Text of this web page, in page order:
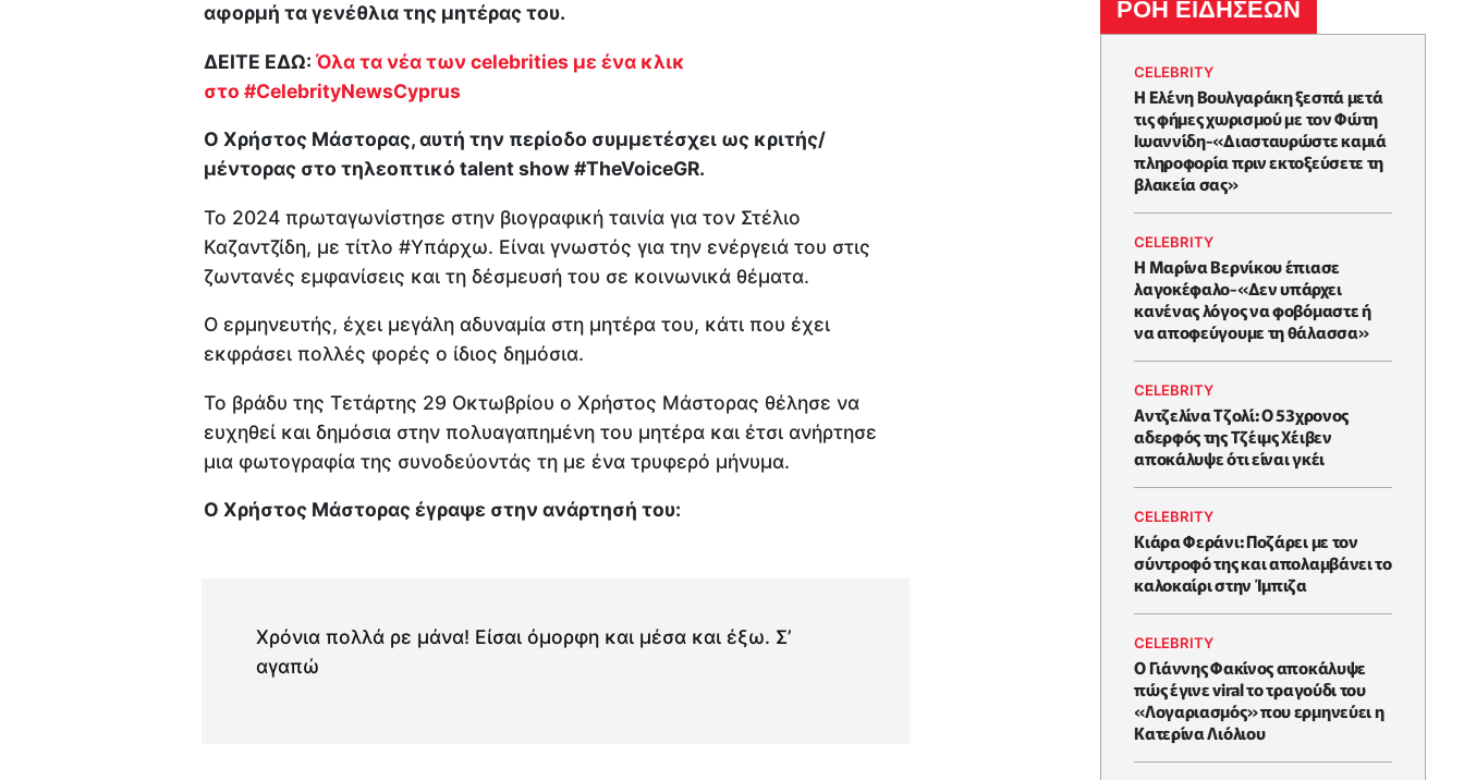
αφορμή τα γενέθλια της μητέρας του.
ΔΕΙΤΕ ΕΔΩ: Όλα τα νέα των celebrities με ένα κλικ
στο #CelebrityNewsCyprus
Ο Χρήστος Μάστορας, αυτή την περίοδο συμμετέσχει ως κριτής/
μέντορας στο τηλεοπτικό talent show #TheVoiceGR.
Το 2024 πρωταγωνίστησε στην βιογραφική ταινία για τον Στέλιο
Καζαντζίδη, με τίτλο #Υπάρχω. Είναι γνωστός για την ενέργειά του στις
ζωντανές εμφανίσεις και τη δέσμευσή του σε κοινωνικά θέματα.
Ο ερμηνευτής, έχει μεγάλη αδυναμία στη μητέρα του, κάτι που έχει
εκφράσει πολλές φορές ο ίδιος δημόσια.
Το βράδυ της Τετάρτης 29 Οκτωβρίου ο Χρήστος Μάστορας θέλησε να
ευχηθεί και δημόσια στην πολυαγαπημένη του μητέρα και έτσι ανήρτησε
μια φωτογραφία της συνοδεύοντάς τη με ένα τρυφερό μήνυμα.
Ο Χρήστος Μάστορας έγραψε στην ανάρτησή του:
Χρόνια πολλά ρε μάνα! Είσαι όμορφη και μέσα και έξω. Σ’
αγαπώ
ΡΟΗ ΕΙΔΗΣΕΩΝ
CELEBRITY
Η Ελένη Βουλγαράκη ξεσπά μετά
τις φήμες χωρισμού με τον Φώτη
Ιωαννίδη-«Διασταυρώστε καμιά
πληροφορία πριν εκτοξεύσετε τη
βλακεία σας»
CELEBRITY
Η Μαρίνα Βερνίκου έπιασε
λαγοκέφαλο-«Δεν υπάρχει
κανένας λόγος να φοβόμαστε ή
να αποφεύγουμε τη θάλασσα»
CELEBRITY
Αντζελίνα Τζολί: Ο 53χρονος
αδερφός της Τζέιμς Χέιβεν
αποκάλυψε ότι είναι γκέι
CELEBRITY
Κιάρα Φεράνι: Ποζάρει με τον
σύντροφό της και απολαμβάνει το
καλοκαίρι στην Ίμπιζα
CELEBRITY
Ο Γιάννης Φακίνος αποκάλυψε
πώς έγινε viral το τραγούδι του
«Λογαριασμός» που ερμηνεύει η
Κατερίνα Λιόλιου